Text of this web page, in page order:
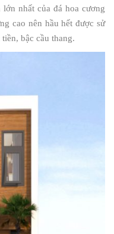
nhất của đá hoa cương
cao nên hầu hết được sử
bậc cầu thang.